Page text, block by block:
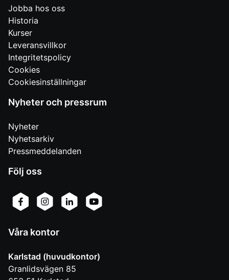
Jobba hos oss
Historia
Kurser
Leveransvillkor
Integritetspolicy
Cookies
Cookiesinställningar
Nyheter och pressrum
Nyheter
Nyhetsarkiv
Pressmeddelanden
Följ oss
Våra kontor
Karlstad (huvudkontor)
Granlidsvägen 85